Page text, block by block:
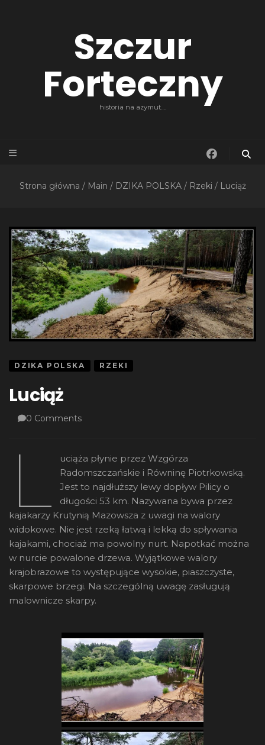
Szczur
Forteczny
historia na azymut….
Strona główna / Main / DZIKA POLSKA / Rzeki / Luciąż
DZIKA POLSKA RZEKI
Luciąż
0 Comments
L
uciąża płynie przez Wzgórza
Radomszczańskie i Równinę Piotrkowską.
Jest to najdłuższy lewy dopływ Pilicy o
długości 53 km. Nazywana bywa przez
kajakarzy Krutynią Mazowsza z uwagi na walory
widokowe. Nie jest rzeką łatwą i lekką do spływania
kajakami, chociaż ma powolny nurt. Napotkać można
w nurcie powalone drzewa. Wyjątkowe walory
krajobrazowe to występujące wysokie, piaszczyste,
skarpowe brzegi. Na szczególną uwagę zasługują
malownicze skarpy.